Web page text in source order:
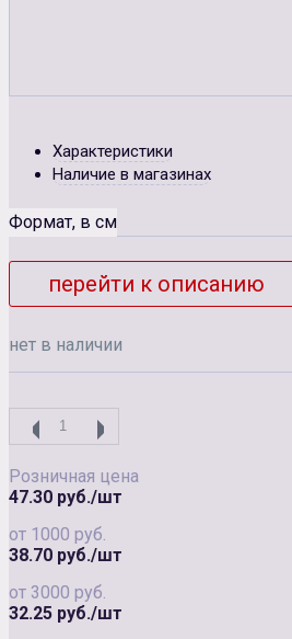
Характеристики
Наличие в магазинах
Формат, в см
перейти к описанию
нет в наличии
Розничная цена
47.30 руб./шт
от 1000 руб.
38.70 руб./шт
от 3000 руб.
32.25 руб./шт